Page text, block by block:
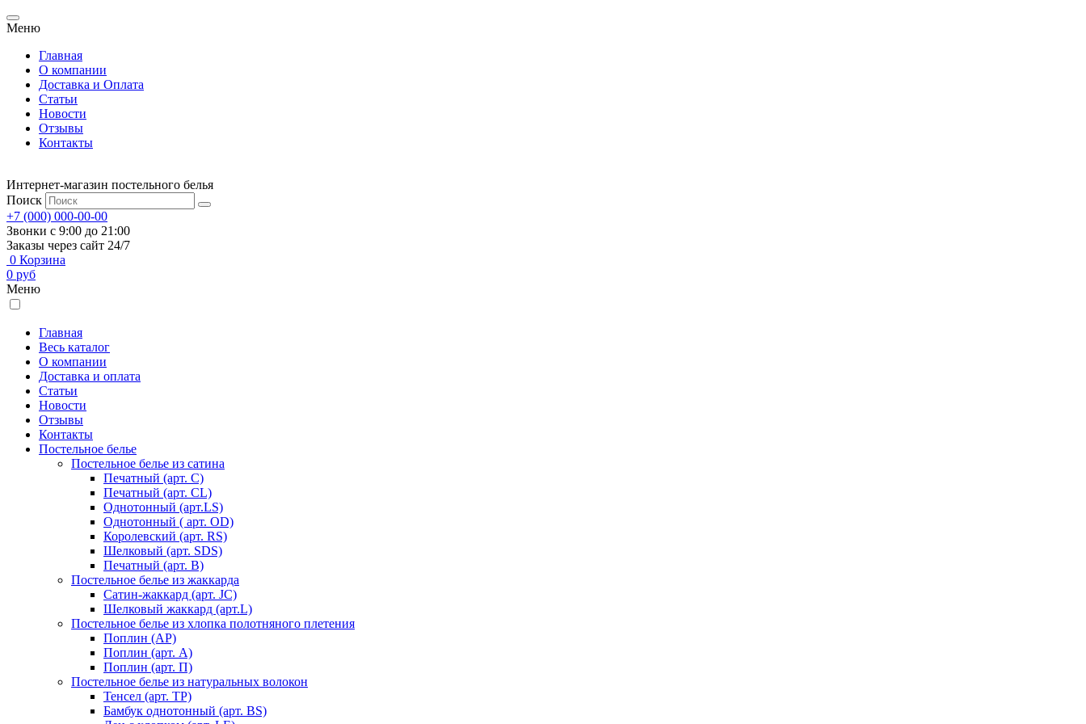
Меню
Главная
О компании
Доставка и Оплата
Статьи
Новости
Отзывы
Контакты
Интернет-магазин постельного белья
Поиск
+7 (000) 000-00-00
Звонки с 9:00 до 21:00
Заказы через сайт 24/7
0 Корзина
0 руб
Меню
Главная
Весь каталог
О компании
Доставка и оплата
Статьи
Новости
Отзывы
Контакты
Постельное белье
Постельное белье из сатина
Печатный (арт. С)
Печатный (арт. СL)
Однотонный (арт.LS)
Однотонный ( арт. OD)
Королевский (арт. RS)
Шелковый (арт. SDS)
Печатный (арт. В)
Постельное белье из жаккарда
Сатин-жаккард (арт. JC)
Шелковый жаккард (арт.L)
Постельное белье из хлопка полотняного плетения
Поплин (AP)
Поплин (арт. А)
Поплин (арт. П)
Постельное белье из натуральных волокон
Тенсел (арт. ТР)
Бамбук однотонный (арт. BS)